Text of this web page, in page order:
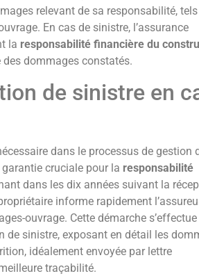
relevant de sa responsabilité,
En cas de sinistre, l’assurance
la responsabilité financière du
dommages constatés.
de sinistre en
dans le processus de gestion
cruciale pour la responsabilité
dans les dix années suivant la
informe rapidement
ouvrage. Cette démarche s’effectue
de sinistre, exposant en détail les
idéalement envoyée par lettre
traçabilité.